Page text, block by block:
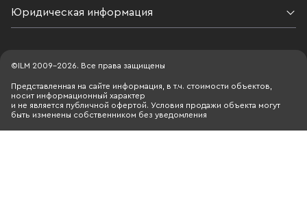
Юридическая информация
©ILM 2009-2026. Все права защищены
Представленная на сайте информация, в т.ч. стоимости объектов,
носит информационный характер
и не является публичной офертой. Условия продажи объекта могут
быть изменены собственником без уведомления